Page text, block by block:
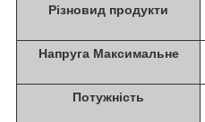
Різновид продукти
Напруга Максимальне
Потужність